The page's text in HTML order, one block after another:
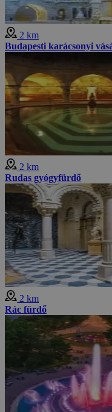
2 km
Budapesti karácsonyi
2 km
Rudas gyógyfürdő
2 km
Rác fürdő